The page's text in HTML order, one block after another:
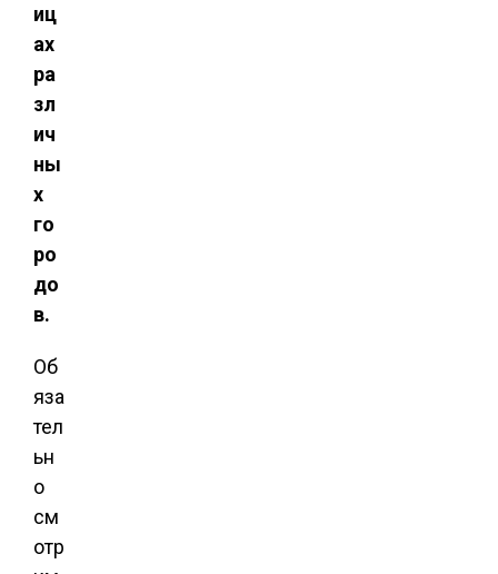
иц
ах
ра
зл
ич
ны
х
го
ро
до
в.
Об
яза
тел
ьн
о
см
отр